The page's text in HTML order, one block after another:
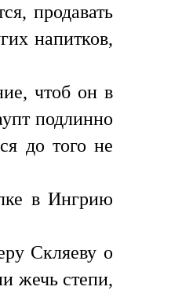
продавать
напитков,
чтоб он в
подлинно
до того не
в Ингрию
Скляеву о
жечь степи,